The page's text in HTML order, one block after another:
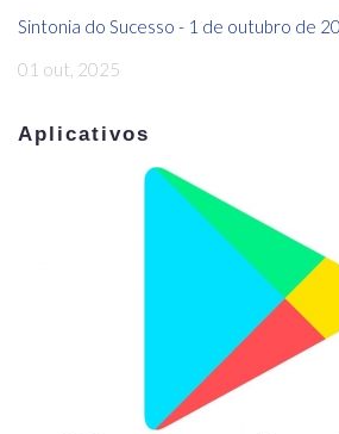
Sintonia do Sucesso - 1 de outubro de
01 out, 2025
Aplicativos